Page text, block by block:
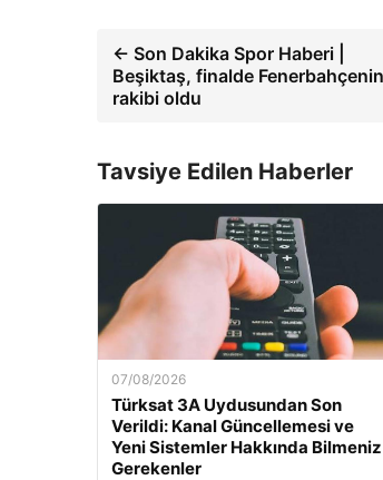
← Son Dakika Spor Haberi |
Beşiktaş, finalde Fenerbahçenin
rakibi oldu
Tavsiye Edilen Haberler
07/08/2026
Türksat 3A Uydusundan Son
Verildi: Kanal Güncellemesi ve
Yeni Sistemler Hakkında Bilmeniz
Gerekenler